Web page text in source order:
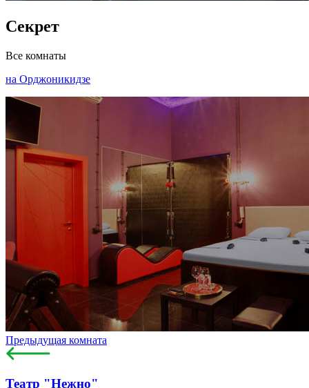
Секрет
Все комнаты
на Орджоникидзе
Предыдущая комната
Театр "Нежно"